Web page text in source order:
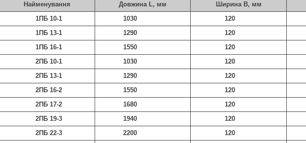
Найменування Довжина L, мм Ширина В, мм
1ПБ 10-1
1030 120
1ПБ 13-1
1290 120
1ПБ 16-1
1550 120
2ПБ 10-1
1030 120
2ПБ 13-1
1290 120
2ПБ 16-2
1550 120
2ПБ 17-2
1680 120
2ПБ 19-3
1940 120
2ПБ 22-3
2200 120